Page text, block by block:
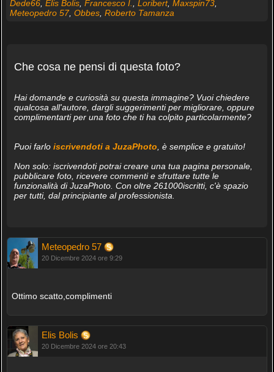
Dede66, Elis Bolis, Francesco I. Loribert, Maxspin73,
Meteopedro 57, Obbes, Roberto Tamanza
Che cosa ne pensi di questa foto?
Hai domande e curiosità su questa immagine? Vuoi chiedere
qualcosa all'autore, dargli suggerimenti per migliorare, oppure
complimentarti per una foto che ti ha colpito particolarmente?
Puoi farlo iscrivendoti a JuzaPhoto , è semplice e gratuito!
Non solo: iscrivendoti potrai creare una tua pagina personale,
pubblicare foto, ricevere commenti e sfruttare tutte le
funzionalità di JuzaPhoto. Con oltre 261000iscritti, c'è spazio
per tutti, dal principiante al professionista.
Meteopedro 57
20 Dicembre 2024 ore 9:29
Ottimo scatto,complimenti
Elis Bolis
20 Dicembre 2024 ore 20:43